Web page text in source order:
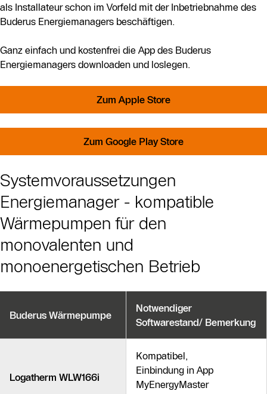
als Installateur schon im Vorfeld mit der Inbetriebnahme des
Buderus Energiemanagers beschäftigen.
Ganz einfach und kostenfrei die App des Buderus
Energiemanagers downloaden und loslegen.
Zum Apple Store
Zum Google Play Store
Systemvoraussetzungen
Energiemanager - kompatible
Wärmepumpen für den
monovalenten und
monoenergetischen Betrieb
Buderus Wärmepumpe
Notwendiger
Softwarestand/ Bemerkung
Logatherm WLW166i
Kompatibel,
Einbindung in App
MyEnergyMaster